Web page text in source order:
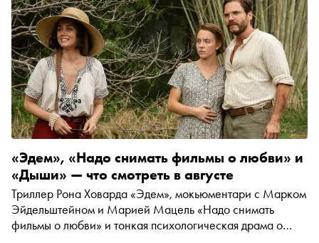
Александру Юдину Анна Кузнецова рассказала о
любви к тихой охоте, мечте снять постапокалипсис в
Москве, незакрытых гештальтах «Каникул» и прелести
многофигурного кино
«Эдем», «Надо снимать фильмы о любви» и
«Дыши» — что смотреть в августе
Триллер Рона Ховарда «Эдем», мокьюментари с Марком
Эйдельштейном и Марией Мацель «Надо снимать
фильмы о любви» и тонкая психологическая драма о